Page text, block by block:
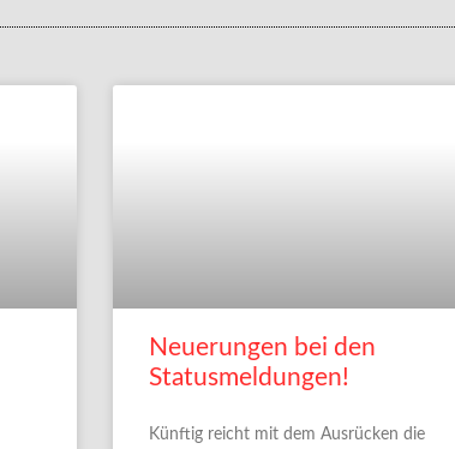
Neuerungen bei den
Statusmeldungen!
Künftig reicht mit dem Ausrücken die